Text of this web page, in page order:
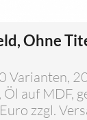
Ohne
Varianten,
Öl auf MDF,
zzgl.